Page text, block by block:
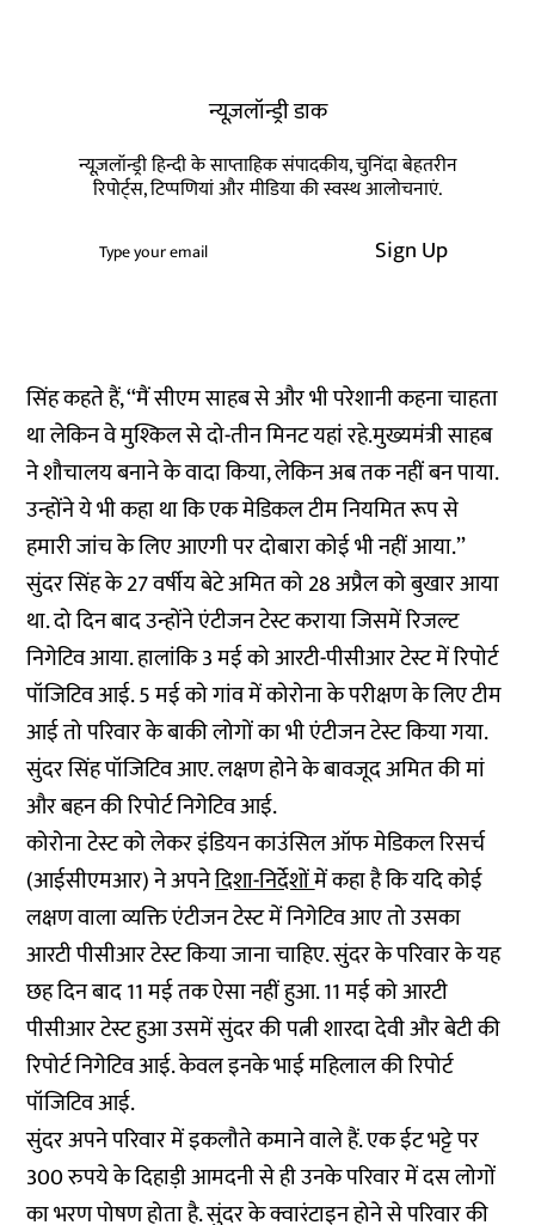
न्यूज़लॉन्ड्री डाक
न्यूज़लॉन्ड्री हिन्दी के साप्ताहिक संपादकीय, चुनिंदा बेहतरीन
रिपोर्ट्स, टिप्पणियां और मीडिया की स्वस्थ आलोचनाएं.
Sign Up
सिंह कहते हैं, ‘‘मैं सीएम साहब से और भी परेशानी कहना चाहता
था लेकिन वे मुश्किल से दो-तीन मिनट यहां रहे.मुख्यमंत्री साहब
ने शौचालय बनाने के वादा किया, लेकिन अब तक नहीं बन पाया.
उन्होंने ये भी कहा था कि एक मेडिकल टीम नियमित रूप से
हमारी जांच के लिए आएगी पर दोबारा कोई भी नहीं आया.’’
सुंदर सिंह के 27 वर्षीय बेटे अमित को 28 अप्रैल को बुखार आया
था. दो दिन बाद उन्होंने एंटीजन टेस्ट कराया जिसमें रिजल्ट
निगेटिव आया. हालांकि 3 मई को आरटी-पीसीआर टेस्ट में रिपोर्ट
पॉजिटिव आई. 5 मई को गांव में कोरोना के परीक्षण के लिए टीम
आई तो परिवार के बाकी लोगों का भी एंटीजन टेस्ट किया गया.
सुंदर सिंह पॉजिटिव आए. लक्षण होने के बावजूद अमित की मां
और बहन की रिपोर्ट निगेटिव आई.
कोरोना टेस्ट को लेकर इंडियन काउंसिल ऑफ मेडिकल रिसर्च
(आईसीएमआर) ने अपनेदिशा-निर्देशोंमें कहा है कि यदि कोई
लक्षण वाला व्यक्ति एंटीजन टेस्ट में निगेटिव आए तो उसका
आरटी पीसीआर टेस्ट किया जाना चाहिए. सुंदर के परिवार के यह
छह दिन बाद 11 मई तक ऐसा नहीं हुआ. 11 मई को आरटी
पीसीआर टेस्ट हुआ उसमें सुंदर की पत्नी शारदा देवी और बेटी की
रिपोर्ट निगेटिव आई. केवल इनके भाई महिलाल की रिपोर्ट
पॉजिटिव आई.
सुंदर अपने परिवार में इकलौते कमाने वाले हैं. एक ईट भट्टे पर
300 रुपये के दिहाड़ी आमदनी से ही उनके परिवार में दस लोगों
का भरण पोषण होता है. सुंदर के क्वारंटाइन होने से परिवार की